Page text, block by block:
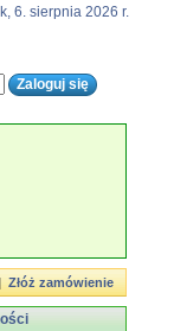
6. sierpnia 2026 r.
Złóż zamówienie